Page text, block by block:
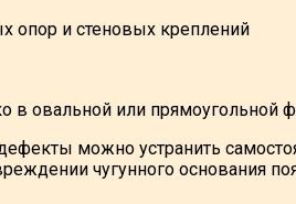
опор и стеновых креплений
в овальной или прямоугольной
можно устранить
чугунного основания